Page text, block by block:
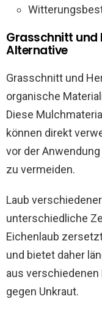
Grasschnitt und
Alternative
Grasschnitt und
organische
Diese
können direkt
vor der
zu vermeiden.
Laub
unterschiedliche
Eichenlaub
und bietet daher
aus
gegen Unkraut.